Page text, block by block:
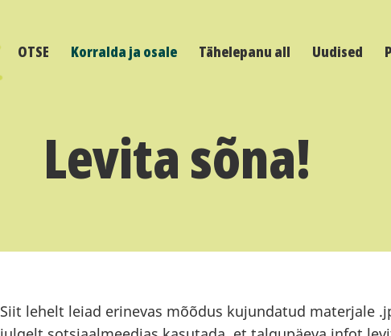
OTSE Korralda ja osale Tähelepanu all Uudised
Levita sõna!
Siit lehelt leiad erinevas mõõdus kujundatud materjale